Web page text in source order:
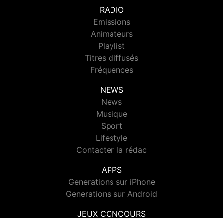
RADIO
Emissions
Animateurs
Playlist
Titres diffusés
Fréquences
NEWS
News
Musique
Sport
Lifestyle
Contacter la rédac
APPS
Generations sur iPhone
Generations sur Android
JEUX CONCOURS